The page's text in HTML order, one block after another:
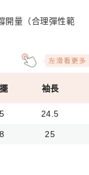
開量（合理彈性範
袖長
24.5
25